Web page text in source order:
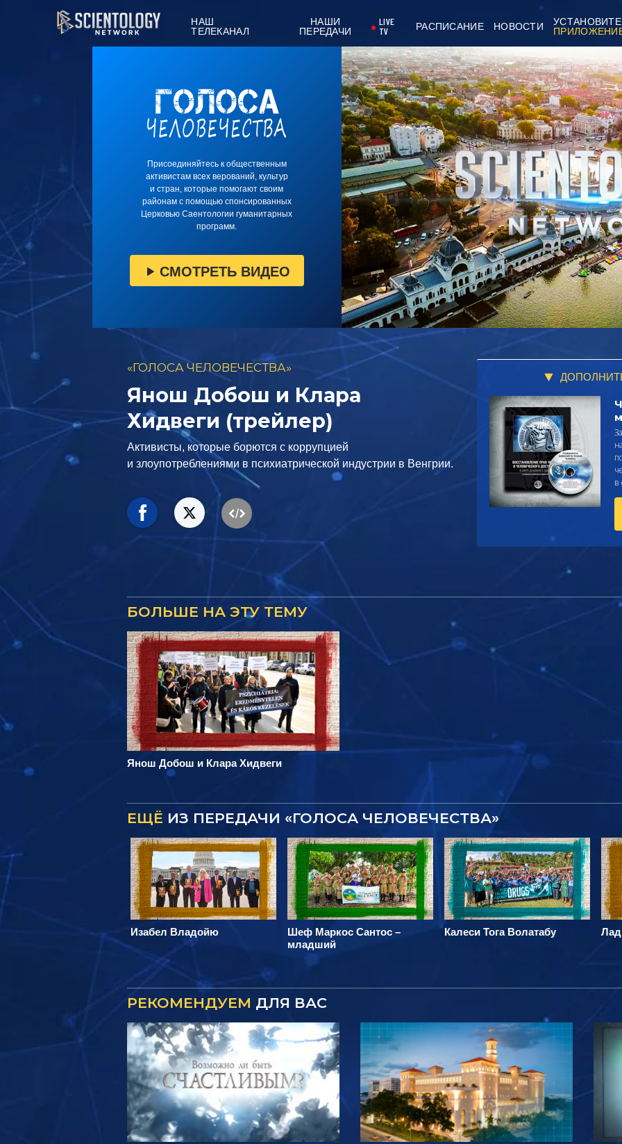
НАШ
ТЕЛЕКАНАЛ
НАШИ
ПЕРЕДАЧИ
LIVE
TV
РАСПИСАНИЕ НОВОСТИ
УСТАНОВИТЕ
Присоединяйтесь к общественным
активистам всех верований, культур
и стран, которые помогают своим
районам с помощью спонсированных
Церковью Саентологии гуманитарных
программ.
СМОТРЕТЬ ВИДЕО
«ГОЛОСА ЧЕЛОВЕЧЕСТВА»
Янош Добош и Клара
Хидвеги (трейлер)
Активисты, которые борются с коррупцией
и злоупотреблениями в психиатрической индустрии в Венгрии.
в
БОЛЬШЕ НА ЭТУ ТЕМУ
Янош Добош и Клара Хидвеги
ЕЩЁ ИЗ ПЕРЕДАЧИ «ГОЛОСА ЧЕЛОВЕЧЕСТВА»
Изабел Владойю
Шеф Маркос Сантос –
младший
Калеси Тога Волатабу
РЕКОМЕНДУЕМ ДЛЯ ВАС